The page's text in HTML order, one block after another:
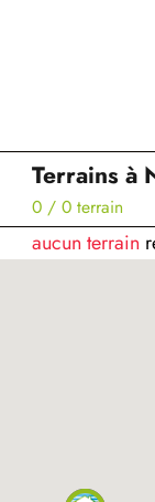
Terrains à
0 / 0 terrain
aucun terrain